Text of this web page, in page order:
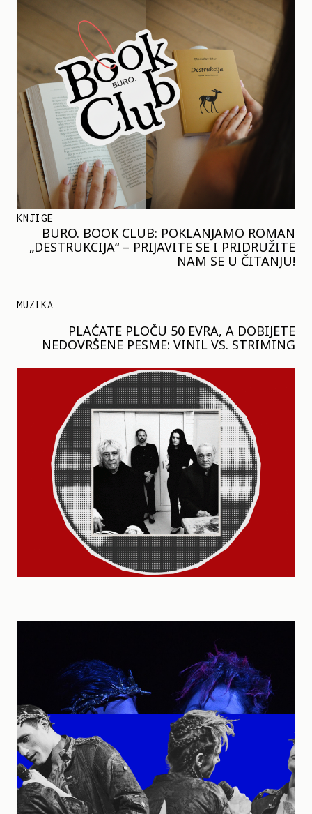
KNJIGE
BURO. BOOK CLUB: POKLANJAMO ROMAN
„DESTRUKCIJA“ – PRIJAVITE SE I PRIDRUŽITE
NAM SE U ČITANJU!
MUZIKA
PLAĆATE PLOČU 50 EVRA, A DOBIJETE
NEDOVRŠENE PESME: VINIL VS. STRIMING